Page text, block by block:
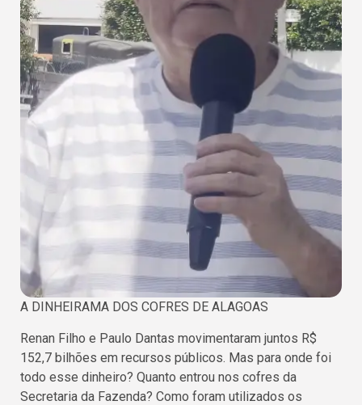
A DINHEIRAMA DOS COFRES DE ALAGOAS
Renan Filho e Paulo Dantas movimentaram juntos R$
152,7 bilhões em recursos públicos. Mas para onde foi
todo esse dinheiro? Quanto entrou nos cofres da
Secretaria da Fazenda? Como foram utilizados os